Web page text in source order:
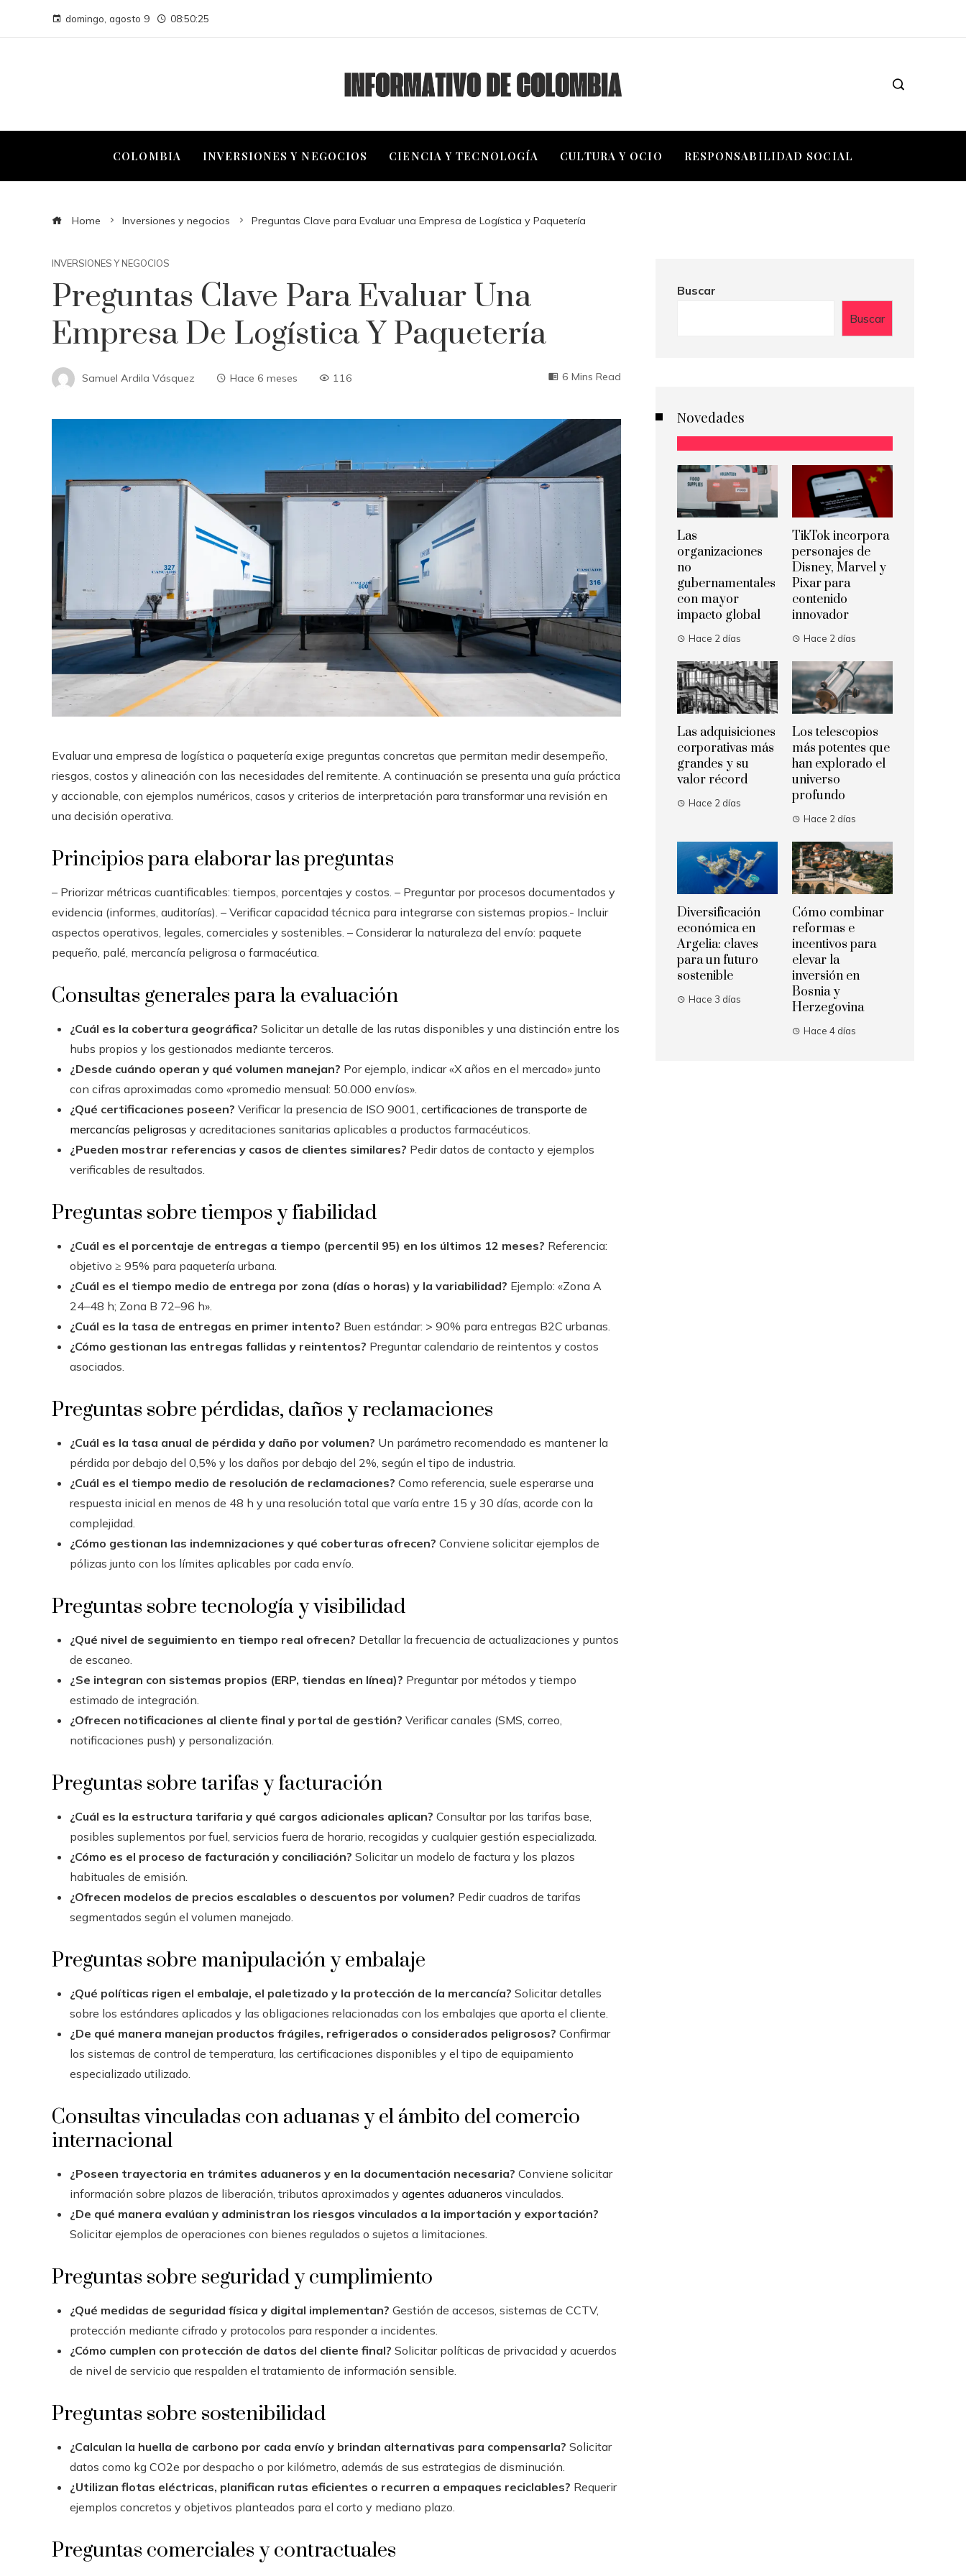
domingo, agosto 9 08:50:26
COLOMBIA INVERSIONES Y NEGOCIOS CIENCIA Y TECNOLOGÍA CULTURA Y OCIO RESPONSABILIDAD SOCIAL
Home Inversiones y negocios Preguntas Clave para Evaluar una Empresa de Logística y Paquetería
INVERSIONES Y NEGOCIOS
Preguntas Clave Para Evaluar Una
Empresa De Logística Y Paquetería
Samuel Ardila Vásquez Hace 6 meses 116 6 Mins Read
Evaluar una empresa de logística o paquetería exige preguntas concretas que permitan medir desempeño,
riesgos, costos y alineación con las necesidades del remitente. A continuación se presenta una guía práctica
y accionable, con ejemplos numéricos, casos y criterios de interpretación para transformar una revisión en
una decisión operativa.
Principios para elaborar las preguntas
– Priorizar métricas cuantificables: tiempos, porcentajes y costos. – Preguntar por procesos documentados y
evidencia (informes, auditorías). – Verificar capacidad técnica para integrarse con sistemas propios.- Incluir
aspectos operativos, legales, comerciales y sostenibles. – Considerar la naturaleza del envío: paquete
pequeño, palé, mercancía peligrosa o farmacéutica.
Consultas generales para la evaluación
¿Cuál es la cobertura geográfica? Solicitar un detalle de las rutas disponibles y una distinción entre los
hubs propios y los gestionados mediante terceros.
¿Desde cuándo operan y qué volumen manejan? Por ejemplo, indicar «X años en el mercado» junto
con cifras aproximadas como «promedio mensual: 50.000 envíos».
¿Qué certificaciones poseen? Verificar la presencia de ISO 9001, certificaciones de transporte de
mercancías peligrosas y acreditaciones sanitarias aplicables a productos farmacéuticos.
¿Pueden mostrar referencias y casos de clientes similares? Pedir datos de contacto y ejemplos
verificables de resultados.
Preguntas sobre tiempos y fiabilidad
¿Cuál es el porcentaje de entregas a tiempo (percentil 95) en los últimos 12 meses? Referencia:
objetivo ≥ 95% para paquetería urbana.
¿Cuál es el tiempo medio de entrega por zona (días o horas) y la variabilidad? Ejemplo: «Zona A
24–48 h; Zona B 72–96 h».
¿Cuál es la tasa de entregas en primer intento? Buen estándar: > 90% para entregas B2C urbanas.
¿Cómo gestionan las entregas fallidas y reintentos? Preguntar calendario de reintentos y costos
asociados.
Preguntas sobre pérdidas, daños y reclamaciones
¿Cuál es la tasa anual de pérdida y daño por volumen? Un parámetro recomendado es mantener la
pérdida por debajo del 0,5% y los daños por debajo del 2%, según el tipo de industria.
¿Cuál es el tiempo medio de resolución de reclamaciones? Como referencia, suele esperarse una
respuesta inicial en menos de 48 h y una resolución total que varía entre 15 y 30 días, acorde con la
complejidad.
¿Cómo gestionan las indemnizaciones y qué coberturas ofrecen? Conviene solicitar ejemplos de
pólizas junto con los límites aplicables por cada envío.
Preguntas sobre tecnología y visibilidad
¿Qué nivel de seguimiento en tiempo real ofrecen? Detallar la frecuencia de actualizaciones y puntos
de escaneo.
¿Se integran con sistemas propios (ERP, tiendas en línea)? Preguntar por métodos y tiempo
estimado de integración.
¿Ofrecen notificaciones al cliente final y portal de gestión? Verificar canales (SMS, correo,
notificaciones push) y personalización.
Preguntas sobre tarifas y facturación
¿Cuál es la estructura tarifaria y qué cargos adicionales aplican? Consultar por las tarifas base,
posibles suplementos por fuel, servicios fuera de horario, recogidas y cualquier gestión especializada.
¿Cómo es el proceso de facturación y conciliación? Solicitar un modelo de factura y los plazos
habituales de emisión.
¿Ofrecen modelos de precios escalables o descuentos por volumen? Pedir cuadros de tarifas
segmentados según el volumen manejado.
Preguntas sobre manipulación y embalaje
¿Qué políticas rigen el embalaje, el paletizado y la protección de la mercancía? Solicitar detalles
sobre los estándares aplicados y las obligaciones relacionadas con los embalajes que aporta el cliente.
¿De qué manera manejan productos frágiles, refrigerados o considerados peligrosos? Confirmar
los sistemas de control de temperatura, las certificaciones disponibles y el tipo de equipamiento
especializado utilizado.
Consultas vinculadas con aduanas y el ámbito del comercio
internacional
¿Poseen trayectoria en trámites aduaneros y en la documentación necesaria? Conviene solicitar
información sobre plazos de liberación, tributos aproximados y agentes aduaneros vinculados.
¿De qué manera evalúan y administran los riesgos vinculados a la importación y exportación?
Solicitar ejemplos de operaciones con bienes regulados o sujetos a limitaciones.
Preguntas sobre seguridad y cumplimiento
¿Qué medidas de seguridad física y digital implementan? Gestión de accesos, sistemas de CCTV,
protección mediante cifrado y protocolos para responder a incidentes.
¿Cómo cumplen con protección de datos del cliente final? Solicitar políticas de privacidad y acuerdos
de nivel de servicio que respalden el tratamiento de información sensible.
Preguntas sobre sostenibilidad
¿Calculan la huella de carbono por cada envío y brindan alternativas para compensarla? Solicitar
datos como kg CO2e por despacho o por kilómetro, además de sus estrategias de disminución.
¿Utilizan flotas eléctricas, planifican rutas eficientes o recurren a empaques reciclables? Requerir
ejemplos concretos y objetivos planteados para el corto y mediano plazo.
Preguntas comerciales y contractuales
Buscar
Buscar
Novedades
Las
organizaciones
no
gubernamentales
con mayor
impacto global
Hace 2 días
TikTok incorpora
personajes de
Disney, Marvel y
Pixar para
contenido
innovador
Hace 2 días
Las adquisiciones
corporativas más
grandes y su
valor récord
Hace 2 días
Los telescopios
más potentes que
han explorado el
universo
profundo
Hace 2 días
Diversificación
económica en
Argelia: claves
para un futuro
sostenible
Hace 3 días
Cómo combinar
reformas e
incentivos para
elevar la
inversión en
Bosnia y
Herzegovina
Hace 4 días